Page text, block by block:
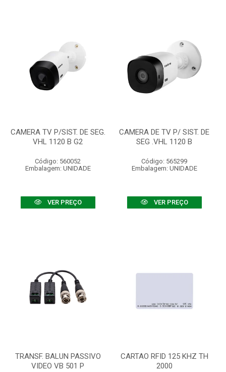
CAMERA TV P/SIST. DE SEG.
VHL 1120 B G2
Código: 560052
Embalagem: UNIDADE
VER PREÇO
CAMERA DE TV P/ SIST. DE
SEG .VHL 1120 B
Código: 565299
Embalagem: UNIDADE
VER PREÇO
TRANSF. BALUN PASSIVO
VIDEO VB 501 P
CARTAO RFID 125 KHZ TH
2000